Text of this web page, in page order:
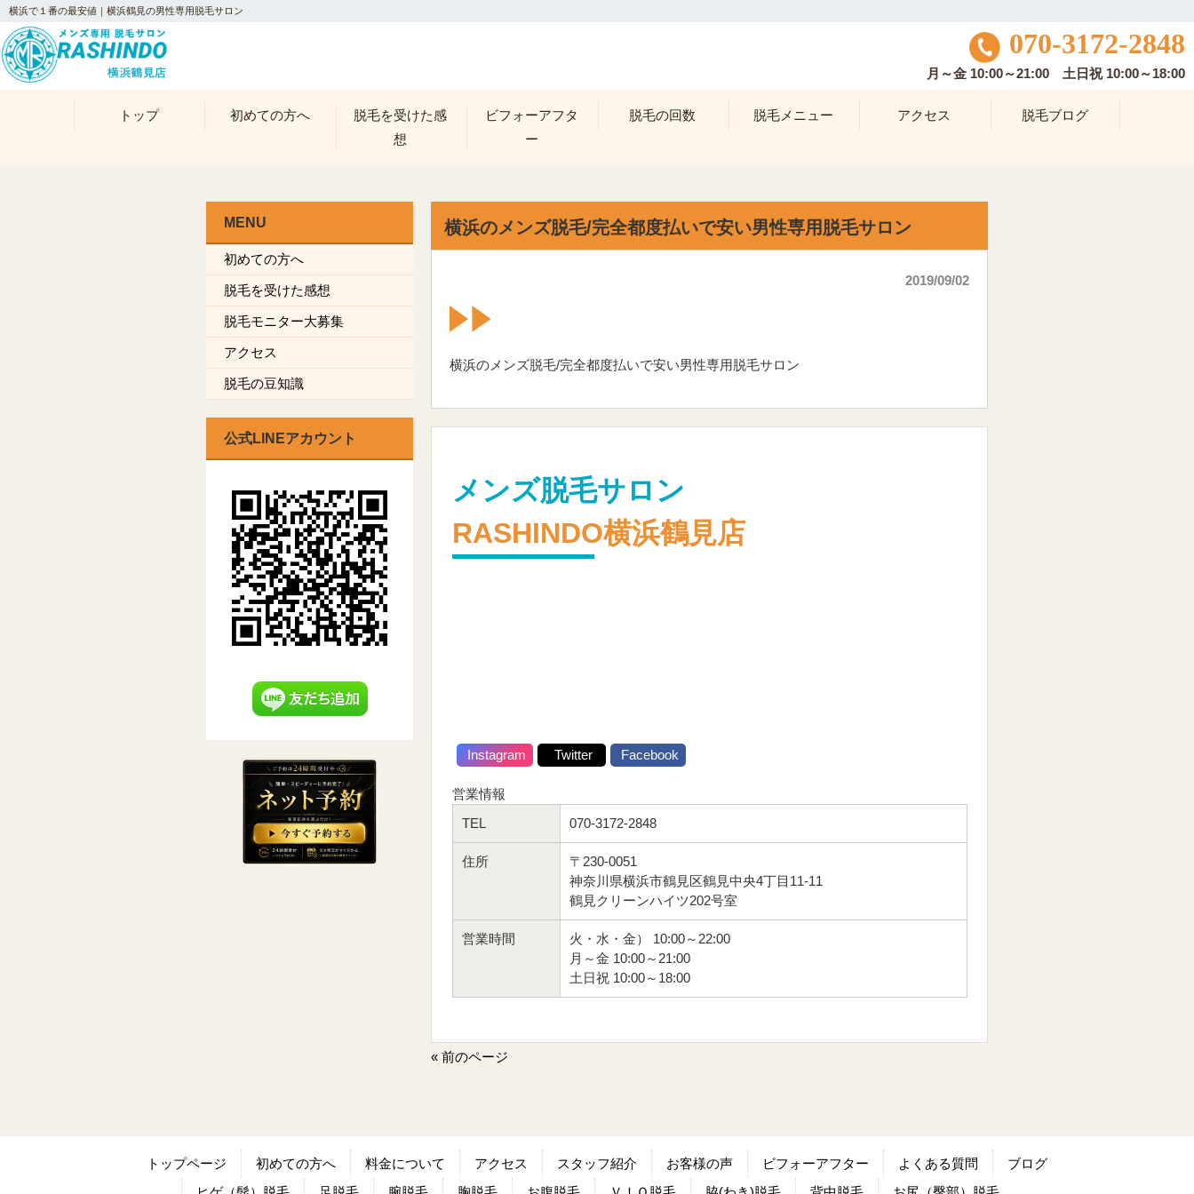
横浜で１番の最安値｜横浜鶴見の男性専用脱毛サロン
070-3172-2848
月～金 10:00～21:00 土日祝 10:00～18:00
トップ 初めての方へ
脱毛を受けた感
想
ビフォーアフタ
ー
脱毛の回数 脱毛メニュー アクセス 脱毛ブログ
横浜のメンズ脱毛/完全都度払いで安い男性専用脱毛サロン
2019/09/02
横浜のメンズ脱毛/完全都度払いで安い男性専用脱毛サロン
メンズ脱毛サロン
RASHINDO横浜鶴見店
Instagram Twitter Facebook
営業情報
TEL
070-3172-2848
住所
〒230-0051
神奈川県横浜市鶴見区鶴見中央4丁目11-11
鶴見クリーンハイツ202号室
営業時間
火・水・金） 10:00～22:00
月～金 10:00～21:00
土日祝 10:00～18:00
« 前のページ
MENU
初めての方へ
脱毛を受けた感想
脱毛モニター大募集
アクセス
脱毛の豆知識
公式LINEアカウント
トップページ 初めての方へ 料金について アクセス スタッフ紹介 お客様の声 ビフォーアフター よくある質問
ブログ